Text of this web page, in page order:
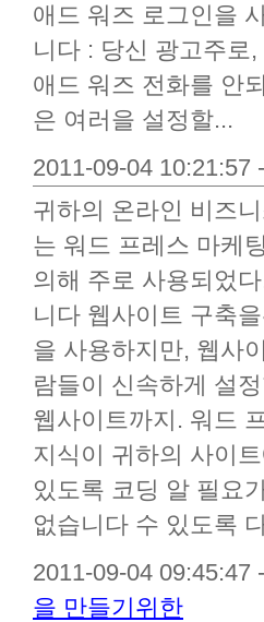
애드 워즈 로그인을
니다 : 당신 광고주로
애드 워즈 전화를 안
은 여러을 설정할...
2011-09-04 10:21:57 -
귀하의 온라인 비즈
는 워드 프레스 마케
의해 주로 사용되었
니다 웹사이트 구축
을 사용하지만, 웹사
람들이 신속하게 설
웹사이트까지. 워드
지식이 귀하의 사이
있도록 코딩 알 필요
없습니다 수 있도록
2011-09-04 09:45:47 -
을 만들기위한